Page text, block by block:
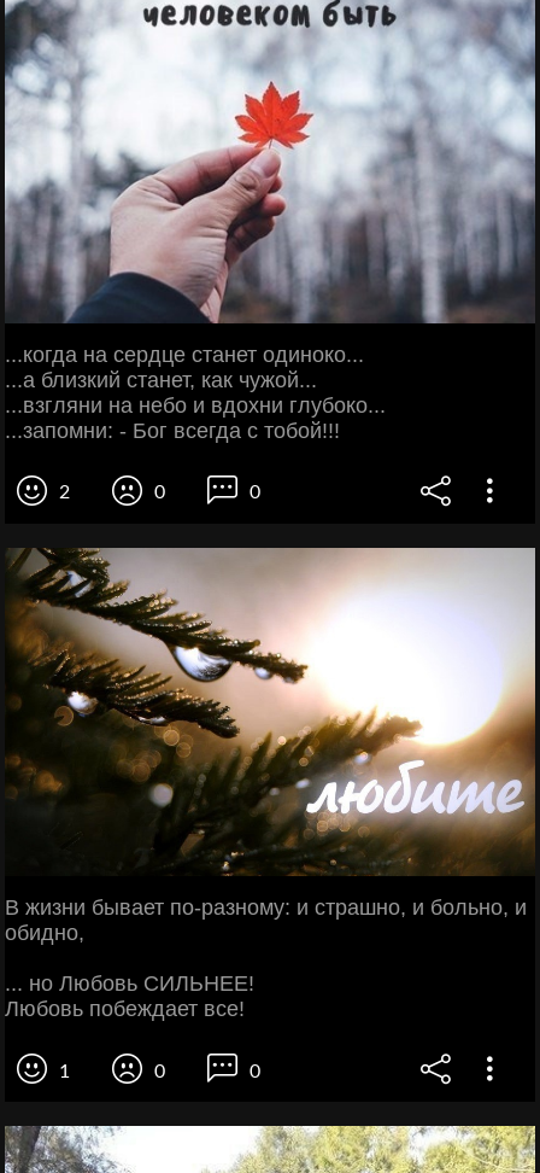
...когда на сердце станет одиноко...
...а близкий станет, как чужой...
...взгляни на небо и вдохни глубоко...
...запомни: - Бог всегда с тобой!!!
2 0 0
В жизни бывает по-разному: и страшно, и больно, и
обидно,
... но Любовь СИЛЬНЕЕ!
Любовь побеждает все!
1 0 0